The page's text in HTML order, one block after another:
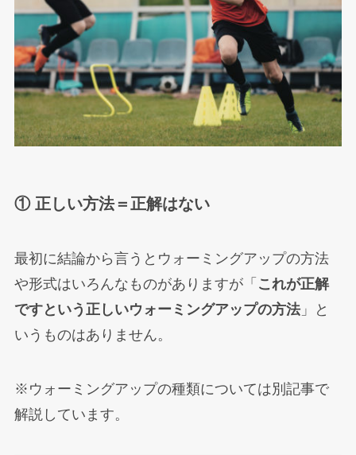
① 正しい方法＝正解はない
最初に結論から言うとウォーミングアップの方法
や形式はいろんなものがありますが「 これが正解
ですという正しいウォーミングアップの方法」と
いうものはありません。
※ウォーミングアップの種類については別記事で
解説しています。